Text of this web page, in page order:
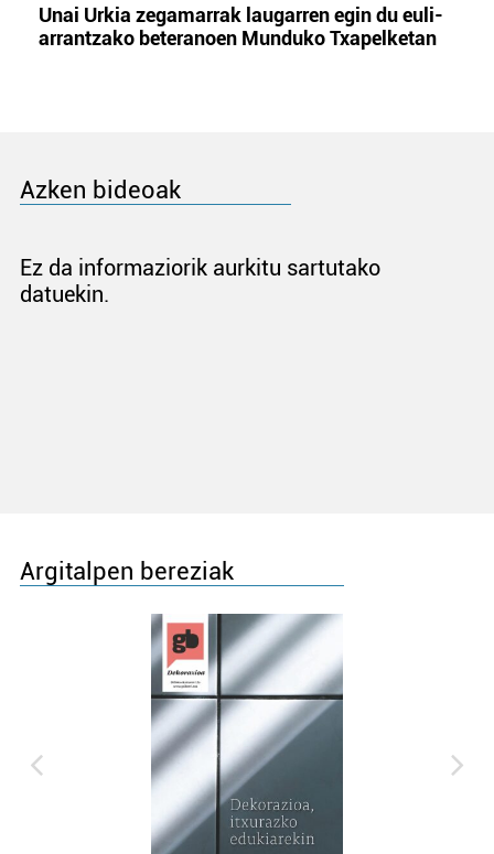
Unai Urkia zegamarrak laugarren egin du euli-
arrantzako beteranoen Munduko Txapelketan
Azken bideoak
Ez da informaziorik aurkitu sartutako
datuekin.
Argitalpen bereziak